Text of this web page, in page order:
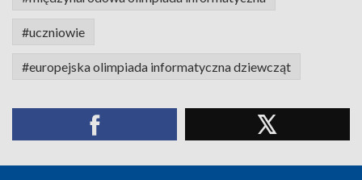
#uczniowie
#europejska olimpiada informatyczna dziewcząt